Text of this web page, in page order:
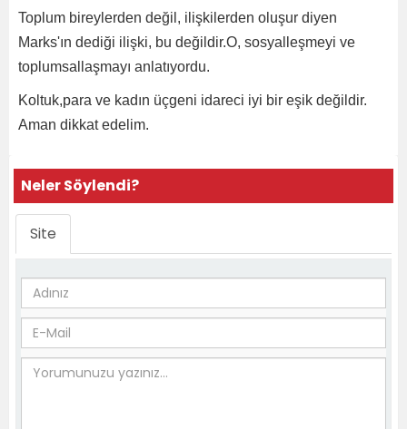
Toplum bireylerden değil, ilişkilerden oluşur diyen
Marks'ın dediği ilişki, bu değildir.O, sosyalleşmeyi ve
toplumsallaşmayı anlatıyordu.
Koltuk,para ve kadın üçgeni idareci iyi bir eşik değildir.
Aman dikkat edelim.
Neler Söylendi?
Site